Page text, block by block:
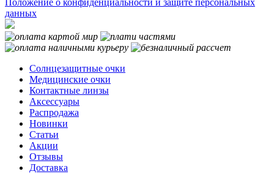
Положение о конфиденциальности и защите персональных
данных
Солнцезащитные очки
Медицинские очки
Контактные линзы
Аксессуары
Распродажа
Новинки
Статьи
Акции
Отзывы
Доставка